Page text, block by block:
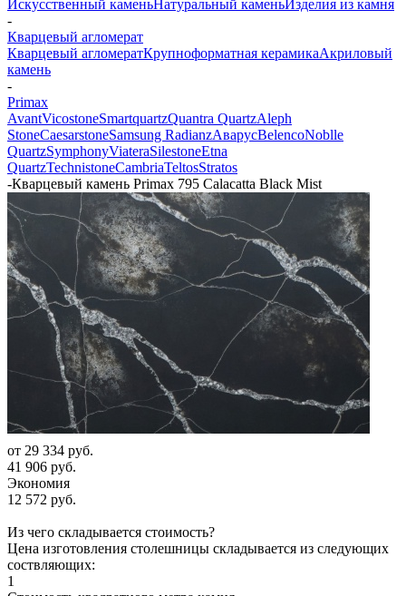
Искусственный каменьНатуральный каменьИзделия из камня
-
Кварцевый агломерат
Кварцевый агломератКрупноформатная керамикаАкриловый
камень
-
Primax
AvantVicostoneSmartquartzQuantra QuartzAleph
StoneCaesarstoneSamsung RadianzАварусBelencoNoblle
QuartzSymphonyViateraSilestoneEtna
QuartzTechnistoneCambriaTeltosStratos
-Кварцевый камень Primax 795 Calacatta Black Mist
от 29 334 руб.
41 906 руб.
Экономия
12 572 руб.
Из чего складывается стоимость?
Цена изготовления столешницы складывается из следующих
соствляющих:
1